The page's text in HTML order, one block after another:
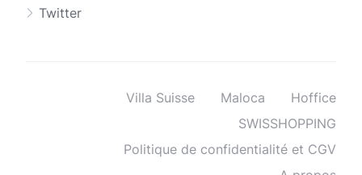
Twitter
Villa Suisse Maloca
Hoffice
SWISSHOPPING
Politique de confidentialité et CGV